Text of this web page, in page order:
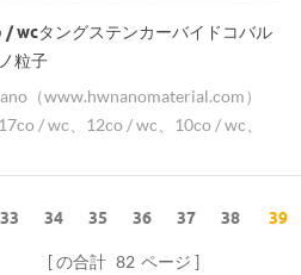
/ wcタングステンカーバイドコバル
粒子
（www.hwnanomaterial.com）
/ wc、12co / wc、10co / wc、
粒子/ナノ粉末を供給する。
33 34 35 36 37 38 39
の合計 82 ページ